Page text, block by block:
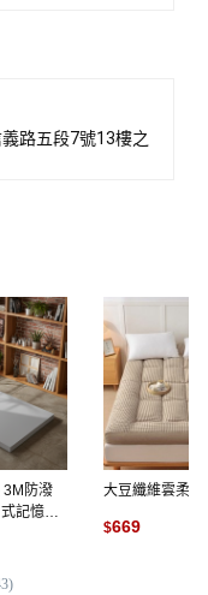
路五段7號13樓之
3M防潑
記憶摺
)
大豆纖維雲柔軟
$669